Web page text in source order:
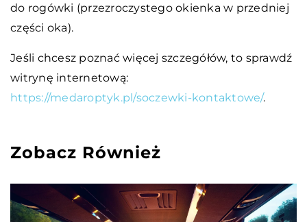
do rogówki (przezroczystego okienka w przedniej
części oka).
Jeśli chcesz poznać więcej szczegółów, to sprawdź
witrynę internetową:
https://medaroptyk.pl/soczewki-kontaktowe/.
Zobacz Również